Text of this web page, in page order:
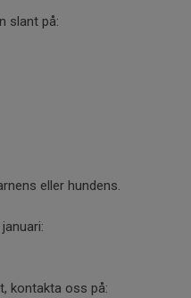
slant på:
eller hundens.
kontakta oss på: